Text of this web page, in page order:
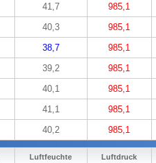
41,7 985,1
40,3 985,1
38,7 985,1
39,2 985,1
40,1 985,1
41,1 985,1
40,2 985,1
Luftfeuchte
Luftdruck